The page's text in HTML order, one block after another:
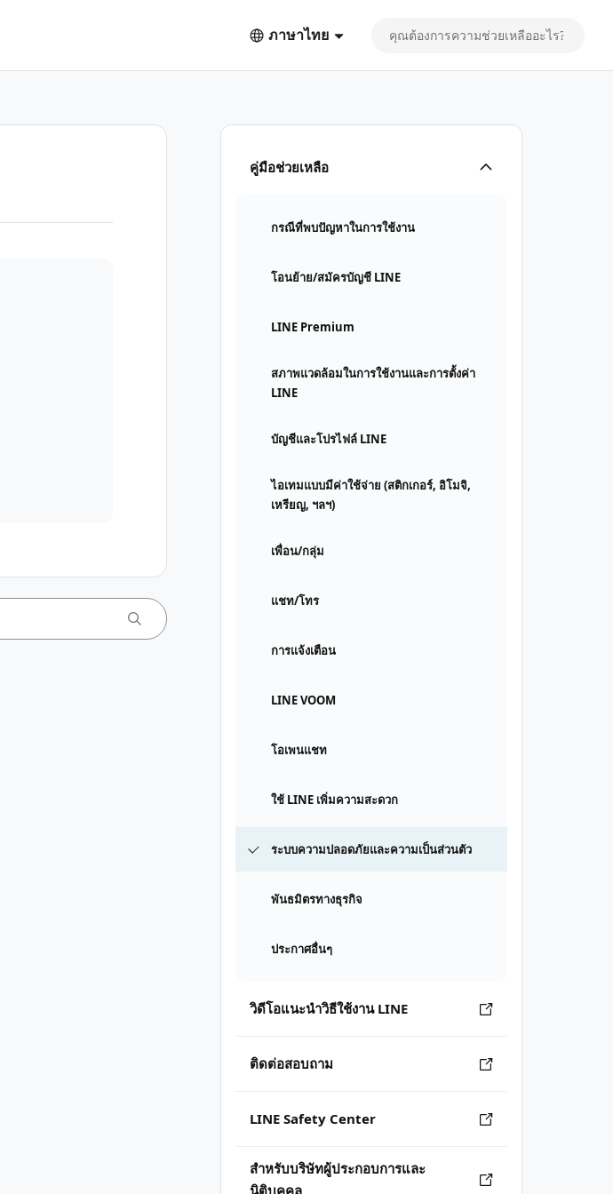
ภาษาไทย
คู่มือช่วยเหลือ
กรณีที่พบปัญหาในการใช้งาน
โอนย้าย/สมัครบัญชี LINE
LINE Premium
สภาพแวดล้อมในการใช้งานและการตั้งค่า
LINE
บัญชีและโปรไฟล์ LINE
ไอเทมแบบมีค่าใช้จ่าย (สติกเกอร์, อิโมจิ,
เหรียญ, ฯลฯ)
เพื่อน/กลุ่ม
แชท/โทร
การแจ้งเตือน
LINE VOOM
โอเพนแชท
ใช้ LINE เพิ่มความสะดวก
ระบบความปลอดภัยและความเป็นส่วนตัว
พันธมิตรทางธุรกิจ
ประกาศอื่นๆ
วิดีโอแนะนำวิธีใช้งาน LINE
ติดต่อสอบถาม
LINE Safety Center
สำหรับบริษัทผู้ประกอบการและ
นิติบุคคล